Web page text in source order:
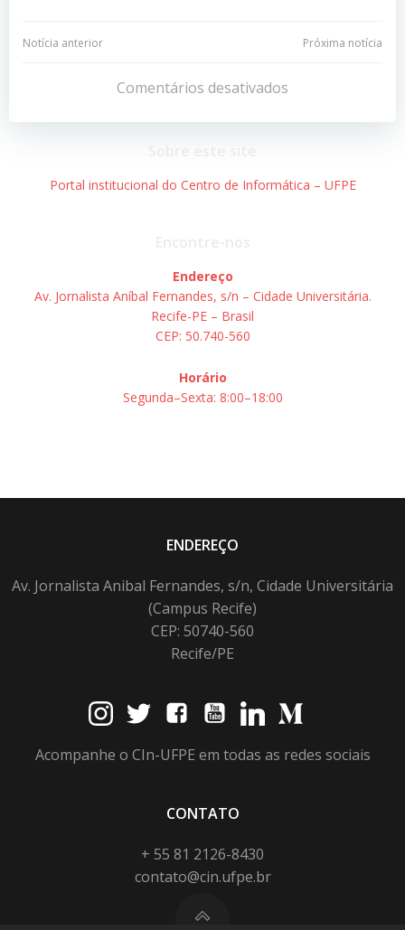
Navegação
Post
Notícia anterior
Navegação
de
Post
Próxima notícia
Comentários desativados
Portal institucional do Centro de Informática – UFPE
Endereço
Av. Jornalista Aníbal Fernandes, s/n – Cidade Universitária.
Recife-PE – Brasil
CEP: 50.740-560
Horário
Segunda–Sexta: 8:00–18:00
ENDEREÇO
Av. Jornalista Anibal Fernandes, s/n, Cidade Universitária
(Campus Recife)
CEP: 50740-560
Recife/PE
Acompanhe o CIn-UFPE em todas as redes sociais
CONTATO
+ 55 81 2126-8430
contato@cin.ufpe.br